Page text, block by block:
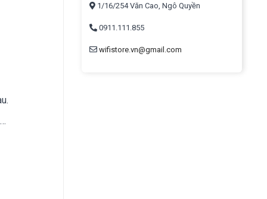
1/16/254 Văn Cao, Ngô Quyền
0911.111.855
wifistore.vn@gmail.com